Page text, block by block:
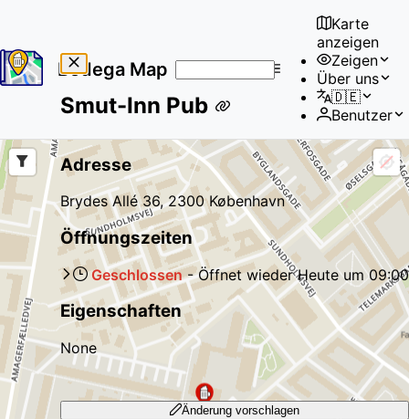
Bodega Map
results
Karte
anzeigen
Zeigen
Über uns
🇩🇪
Benutzer
Smut-Inn Pub
Adresse
Brydes Allé 36, 2300 København
Öffnungszeiten
Geschlossen-Öffnet wieder Heuteum09:00
Eigenschaften
None
Änderung vorschlagen